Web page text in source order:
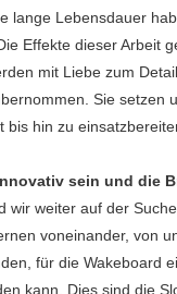
lange Lebensdauer
Effekte dieser Arbeit
mit Liebe zum
Sie setzen
bis hin zu
sein und die
wir weiter auf der
voneinander, von
für die Wakeboard
kann. Dies sind die